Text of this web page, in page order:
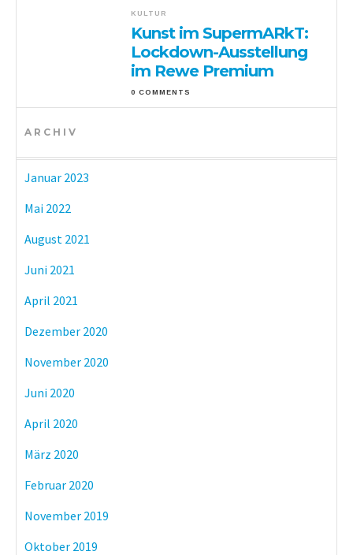
KULTUR
Kunst im SupermARkT:
Lockdown-Ausstellung
im Rewe Premium
0 COMMENTS
ARCHIV
Januar 2023
Mai 2022
August 2021
Juni 2021
April 2021
Dezember 2020
November 2020
Juni 2020
April 2020
März 2020
Februar 2020
November 2019
Oktober 2019